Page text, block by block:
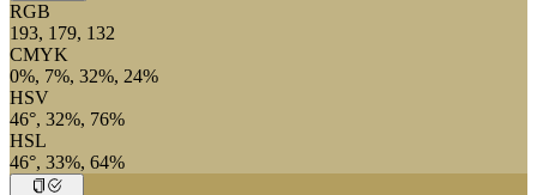
RGB
193, 179, 132
CMYK
0%, 7%, 32%, 24%
HSV
46°, 32%, 76%
HSL
46°, 33%, 64%